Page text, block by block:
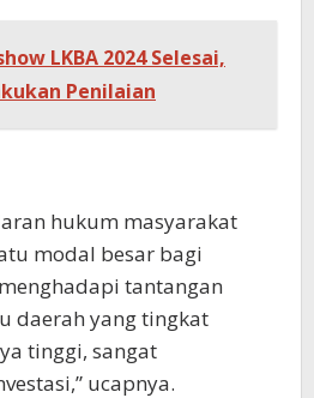
LKBA 2024 Selesai,
Penilaian
hukum masyarakat
modal besar bagi
tantangan
daerah yang tingkat
tinggi, sangat
ucapnya.